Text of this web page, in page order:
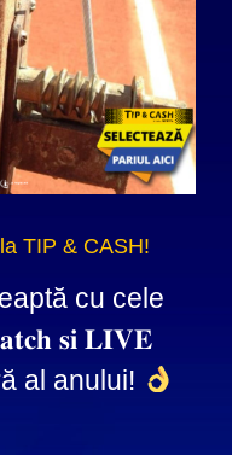
TIP & CASH!
cu cele
𝐬𝐢 𝐋𝐈𝐕𝐄
al anului!